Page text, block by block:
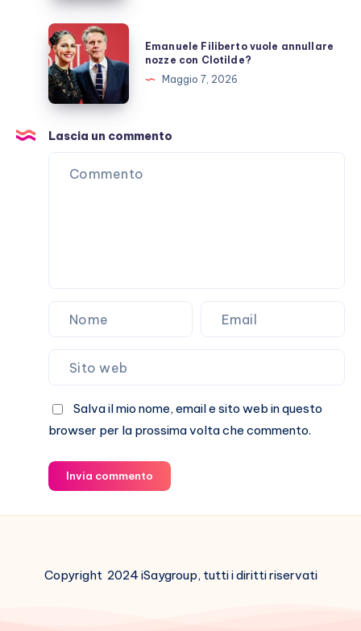
costruita
con
Stefano
De
Martino
Emanuele
Filiberto
vuole
annullare
nozze
con
Clotilde?
Emanuele Filiberto vuole annullare
nozze con Clotilde?
Maggio 7, 2026
Lascia un commento
Salva il mio nome, email e sito web in questo
browser per la prossima volta che commento.
Invia commento
Copyright 2024 iSaygroup, tutti i diritti riservati